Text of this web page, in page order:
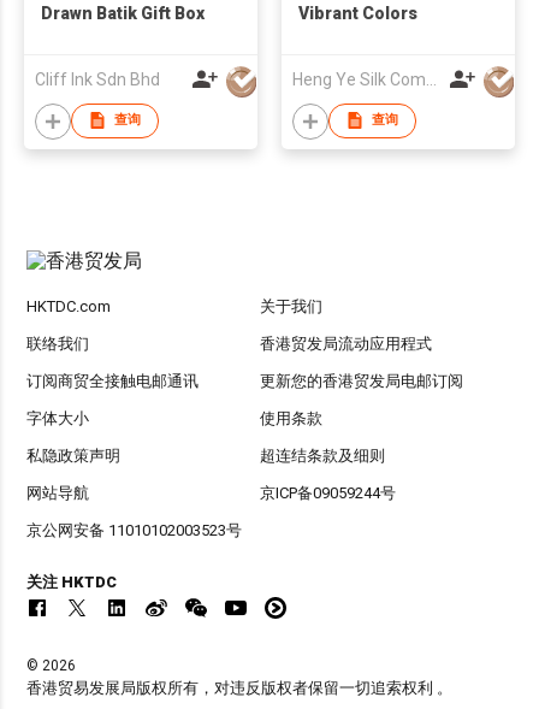
Drawn Batik Gift Box
Cliff Ink Sdn Bhd
查询
Vibrant Colors
查询
HKTDC.com 关于我们
联络我们 香港贸发局流动应用程式
订阅商贸全接触电邮通讯 更新您的香港贸发局电邮订阅
字体大小 使用条款
私隐政策声明 超连结条款及细则
网站导航 京ICP备09059244号
京公网安备 11010102003523号
关注 HKTDC
© 2026
香港贸易发展局版权所有，对违反版权者保留一切追索权利 。